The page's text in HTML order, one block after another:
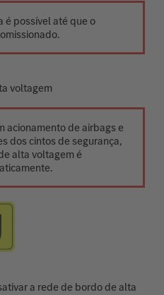
é possível até que o
voltagem
acionamento de airbags e
dos cintos de segurança,
alta voltagem é
a rede de bordo de alta